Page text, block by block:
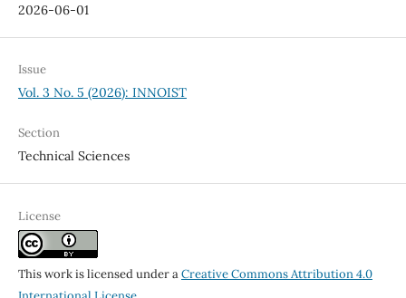
2026-06-01
Issue
Vol. 3 No. 5 (2026): INNOIST
Section
Technical Sciences
License
This work is licensed under aCreative Commons Attribution 4.0